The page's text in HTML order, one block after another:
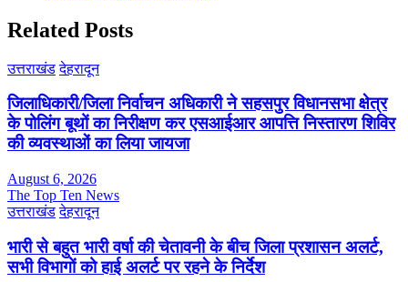
Related Posts
उत्तराखंड देहरादून
जिलाधिकारी/जिला निर्वाचन अधिकारी ने सहसपुर विधानसभा क्षेत्र
के पोलिंग बूथों का निरीक्षण कर एसआईआर आपत्ति निस्तारण शिविर
की व्यवस्थाओं का लिया जायजा
August 6, 2026
The Top Ten News
उत्तराखंड देहरादून
भारी से बहुत भारी वर्षा की चेतावनी के बीच जिला प्रशासन अलर्ट,
सभी विभागों को हाई अलर्ट पर रहने के निर्देश